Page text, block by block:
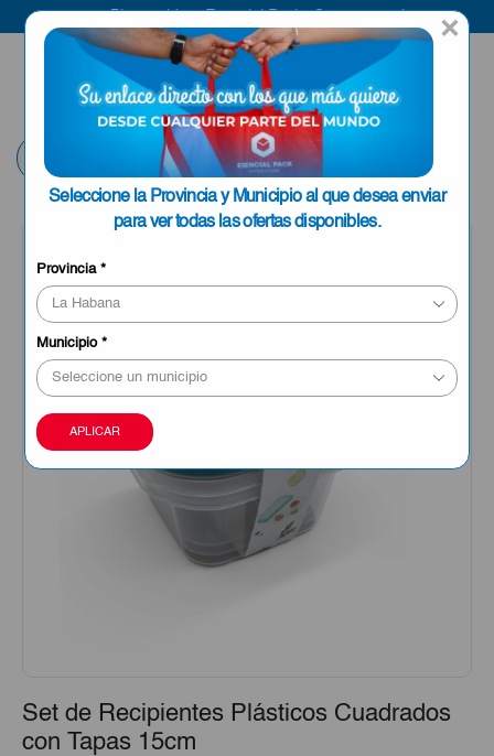
×
Seleccione la Provincia y Municipio al que desea enviar
para ver todas las ofertas disponibles.
Provincia*
Municipio*
APLICAR
ENVIAR A LA
HABANA
Set de Recipientes Plásticos Cuadrados
con Tapas 15cm